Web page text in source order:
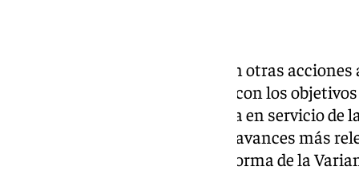
El Ministerio está trabajando en otras
Granada-Almería para cumplir con los
Mediterráneo. Así, tras la puesta en servicio de
Bobadilla-Granada en 2019, los avances más
de todos los proyectos de plataforma de la